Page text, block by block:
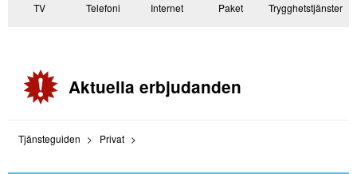
TV Telefoni Internet Paket Trygghetstjänster
Aktuella erbjudanden
Tjänsteguiden Privat